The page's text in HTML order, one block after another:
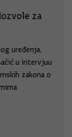
za
uređenja,
u intervjuu
zakona o